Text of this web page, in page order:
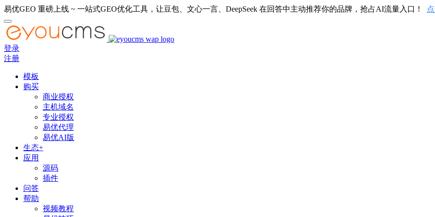
易优GEO 重磅上线 ~ 一站式GEO优化工具，让豆包、文心一言、DeepSeek 在回答中主动推荐你的品牌，抢占AI流量入口！
登录
注册
模板
购买
商业授权
主机域名
专业授权
易优代理
易优AI版
生态+
应用
源码
插件
问答
帮助
视频教程